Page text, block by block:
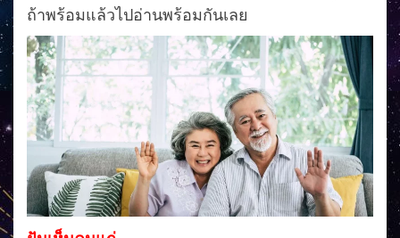
ถ้าพร้อมแล้วไปอ่านพร้อมกันเลย